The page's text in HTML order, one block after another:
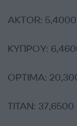
AKTOR: 5,4000
ΚΥΠΡΟΥ:
ΟPTIMA:
ΤΙΤΑΝ: